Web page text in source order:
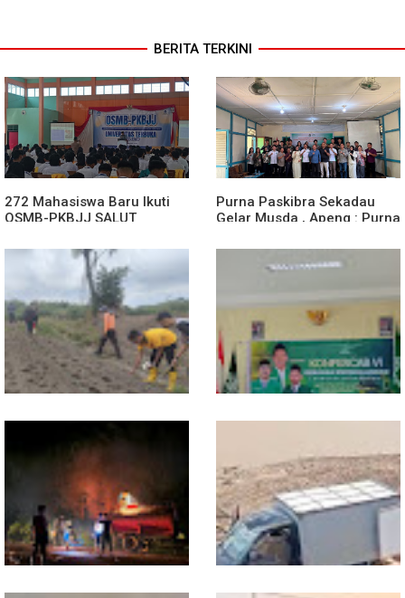
BERITA TERKINI
272 Mahasiswa Baru Ikuti
OSMB-PKBJJ SALUT
Purna Paskibra Sekadau
Gelar Musda , Apeng : Purna
Agen Terdepan Menjaga
Persatuan Dan Kesatuan
Dukung Swasembada
Pangan, Polsek Entikong
Tanam dan Rawat Jagung
Hibrida di Demplot Entikong
Tapang
Sekwil GP Ansor Kalbar
Hadiri Konfercab Sanggau:
Kader Harus Militan dan
Bermanfaat